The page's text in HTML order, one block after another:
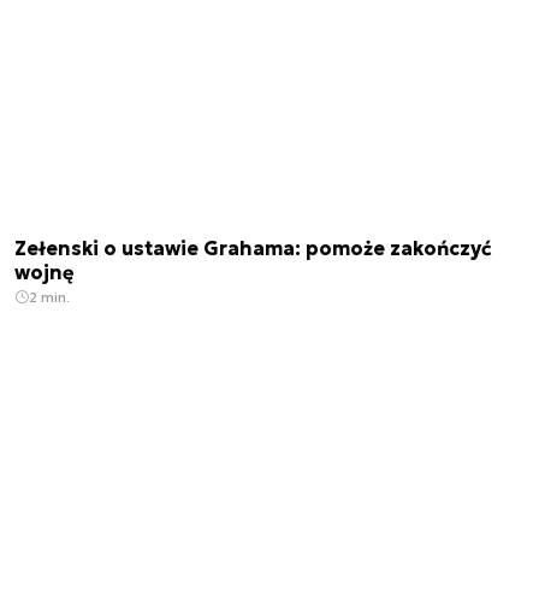
Zełenski o ustawie Grahama: pomoże zakończyć
wojnę
2 min.